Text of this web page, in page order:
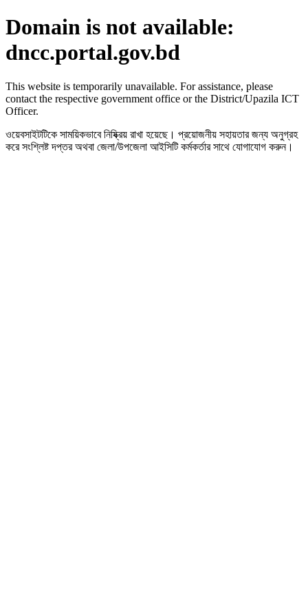
Domain is not available:
dncc.portal.gov.bd
This website is temporarily unavailable. For assistance, please
contact the respective government office or the District/Upazila ICT
Officer.
ওয়েবসাইটটিকে সাময়িকভাবে নিষ্ক্রিয় রাখা হয়েছে। প্রয়োজনীয় সহায়তার জন্য অনুগ্রহ
করে সংশ্লিষ্ট দপ্তর অথবা জেলা/উপজেলা আইসিটি কর্মকর্তার সাথে যোগাযোগ করুন।